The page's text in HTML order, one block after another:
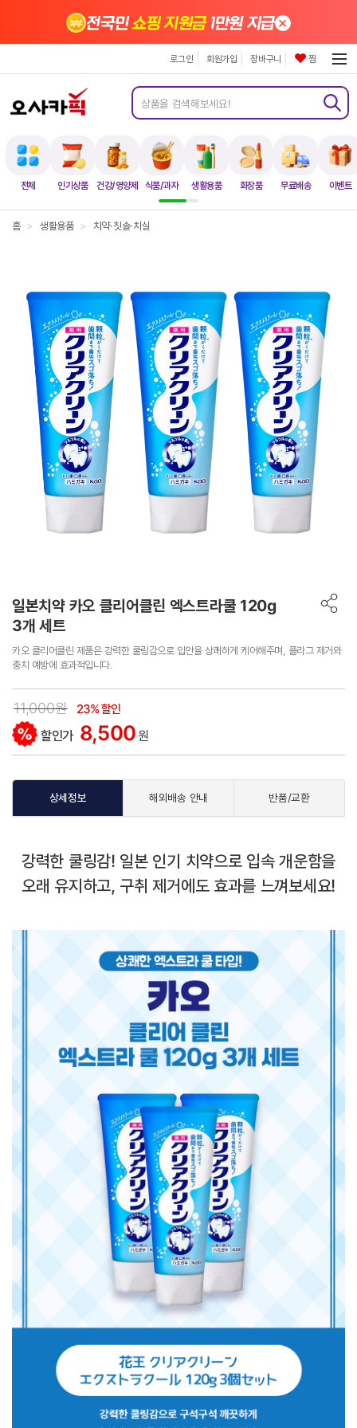
전체 인기상품 건강/영양제 식품/과자 생활용품 화장품 무료배송 이벤트
전국민쇼핑 지원금1만원 지급×
로그인 회원가입 장바구니 찜
홈 > 생활용품 > 치약·칫솔·치실
일본치약 카오 클리어클린 엑스트라쿨 120g
3개 세트
카오 클리어클린 제품은 강력한 쿨링감으로 입안을 상쾌하게 케어해주며, 플라그 제거와
충치 예방에 효과적입니다.
11,000원 23% 할인
할인가 8,500원
상세정보 해외배송 안내 반품/교환
강력한 쿨링감! 일본 인기 치약으로 입속 개운함을
오래 유지하고, 구취 제거에도 효과를 느껴보세요!